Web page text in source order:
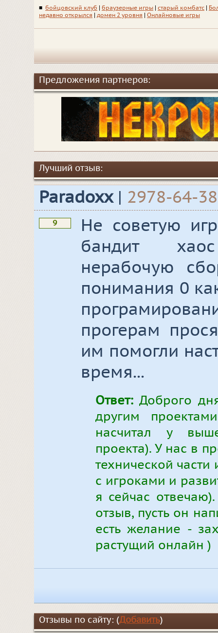
■ бойцовский клуб браузерные игры старый комбатс
недавно открылся
домен 2 уровня Онлайновые игры
Предложения партнеров:
Лучший отзыв:
Paradoxx | 2978-64-
9
Не советую
бандит
нерабочую
понимания 0
прогерам
им помогли
время...
Ответ: Доброго
другим
насчитал у
проекта). У нас в
технической
с игроками и
я сейчас
отзыв, пусть он
есть желание -
растущий онлайн )
Отзывы по сайту: (Добавить)